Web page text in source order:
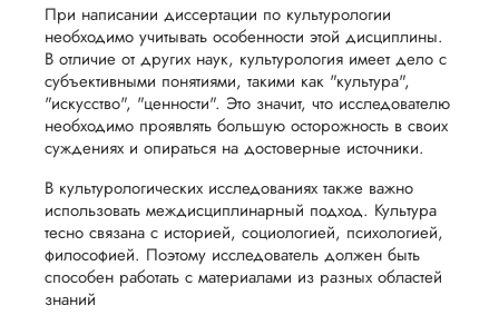
При написании диссертации по культурологии
необходимо учитывать особенности этой дисциплины.
В отличие от других наук, культурология имеет дело с
субъективными понятиями, такими как "культура",
"искусство", "ценности". Это значит, что исследователю
необходимо проявлять большую осторожность в своих
суждениях и опираться на достоверные источники.
В культурологических исследованиях также важно
использовать междисциплинарный подход. Культура
тесно связана с историей, социологией, психологией,
философией. Поэтому исследователь должен быть
способен работать с материалами из разных областей
знаний